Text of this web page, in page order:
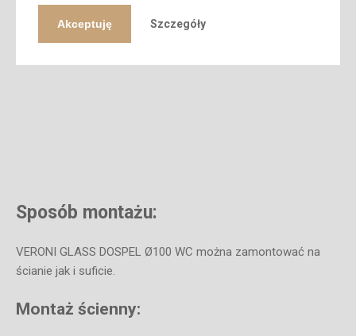
Dane techniczne:
Sposób montażu:
VERONI GLASS DOSPEL Ø100 WC można zamontować na
ścianie jak i suficie.
Montaż ścienny:
Akceptuję Szczegóły